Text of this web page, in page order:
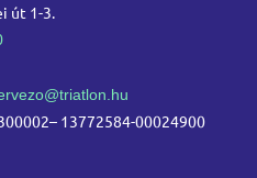
út 1-3.
13772584-00024900